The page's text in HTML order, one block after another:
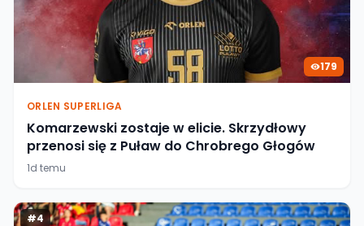
179
ORLEN SUPERLIGA
Komarzewski zostaje w elicie. Skrzydłowy
przenosi się z Puław do Chrobrego Głogów
1d temu
#4